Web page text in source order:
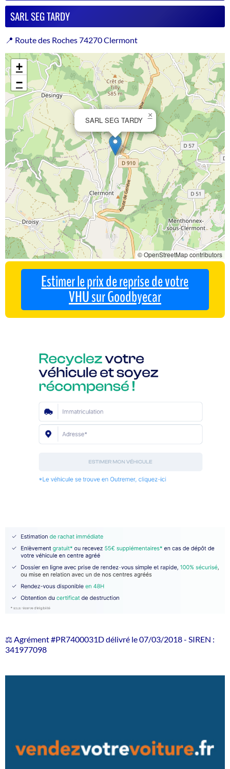
SARL SEG TARDY
📍 Route des Roches 74270 Clermont
SARL SEG TARDY
×
+
−
© OpenStreetMap contributors
Estimer le prix de reprise de votre
VHU sur Goodbyecar
⚖️ Agrément #PR7400031D délivré le 07/03/2018 - SIREN :
341977098